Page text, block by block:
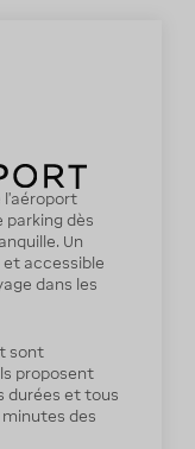
parking dès
Un
accessible
dans les
sont
proposent
durées et tous
des